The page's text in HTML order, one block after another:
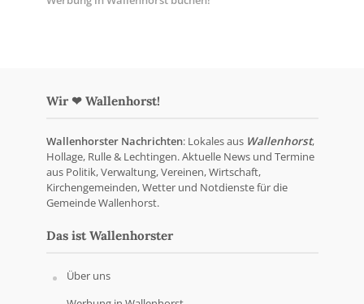
Wir ❤ Wallenhorst!
Wallenhorster Nachrichten: Lokales aus Wallenhorst,
Hollage, Rulle & Lechtingen. Aktuelle News und Termine
aus Politik, Verwaltung, Vereinen, Wirtschaft,
Kirchengemeinden, Wetter und Notdienste für die
Gemeinde Wallenhorst.
Das ist Wallenhorster
Über uns